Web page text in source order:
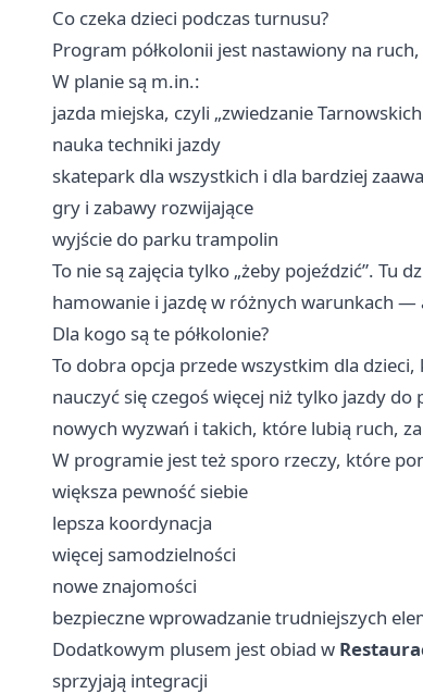
Co czeka dzieci podczas turnusu?
Program półkolonii jest nastawiony na
W planie są m.in.:
jazda miejska, czyli „zwiedzanie
nauka techniki jazdy
skatepark dla wszystkich i dla bardziej
gry i zabawy rozwijające
wyjście do parku trampolin
To nie są zajęcia tylko „żeby pojeździć”. Tu
hamowanie i jazdę w różnych warunkach —
Dla kogo są te półkolonie?
To dobra opcja przede wszystkim dla dzieci,
nauczyć się czegoś więcej niż tylko jazdy
nowych wyzwań i takich, które lubią ruch,
W programie jest też sporo rzeczy, które
większa pewność siebie
lepsza koordynacja
więcej samodzielności
nowe znajomości
bezpieczne wprowadzanie trudniejszych
Dodatkowym plusem jest obiad w
sprzyjają integracji